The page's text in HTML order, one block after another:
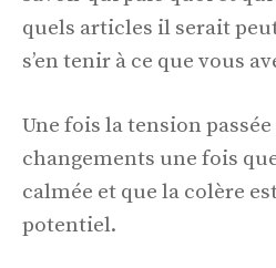
quels articles il serait
s’en tenir à ce que vous
Une fois la tension
changements une fois que
calmée et que la colère
potentiel.